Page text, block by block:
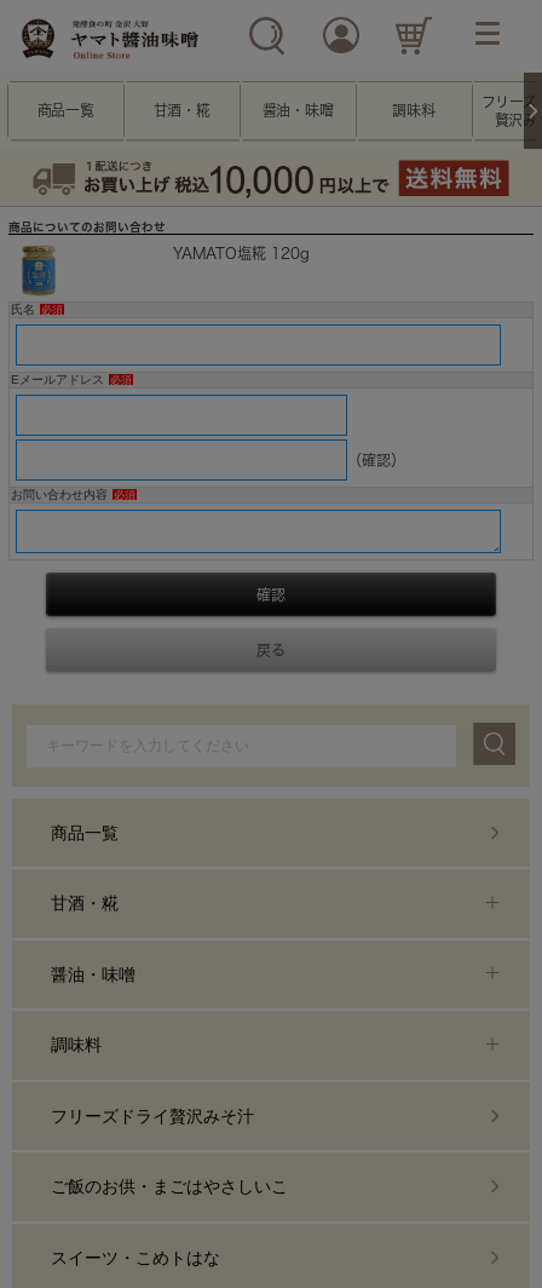
商品一覧 甘酒・糀 醤油・味噌 調味料
フリーズ
贅沢み
商品についてのお問い合わせ
YAMATO塩糀 120g
氏名 必須
Eメールアドレス 必須
（確認）
お問い合わせ内容 必須
商品一覧
甘酒・糀
醤油・味噌
調味料
フリーズドライ贅沢みそ汁
ご飯のお供・まごはやさしいこ
スイーツ・こめトはな